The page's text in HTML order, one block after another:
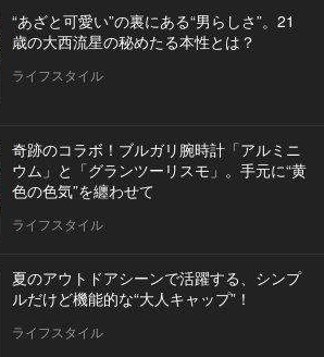
“あざと可愛い”の裏にある“男らしさ”。21
歳の大西流星の秘めたる本性とは？
ライフスタイル
奇跡のコラボ！ブルガリ腕時計「アルミニ
ウム」と「グランツーリスモ」。手元に“黄
色の色気”を纏わせて
ライフスタイル
夏のアウトドアシーンで活躍する、シンプ
ルだけど機能的な“大人キャップ”！
ライフスタイル